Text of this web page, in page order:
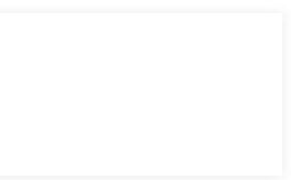
en tu plataforma.